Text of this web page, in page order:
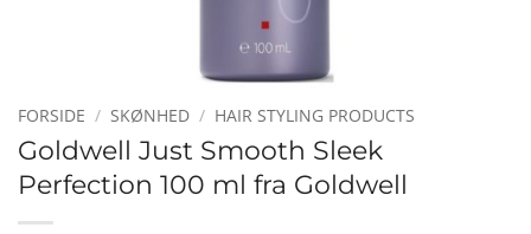
FORSIDE / SKØNHED / HAIR STYLING PRODUCTS
Goldwell Just Smooth Sleek
Perfection 100 ml fra Goldwell